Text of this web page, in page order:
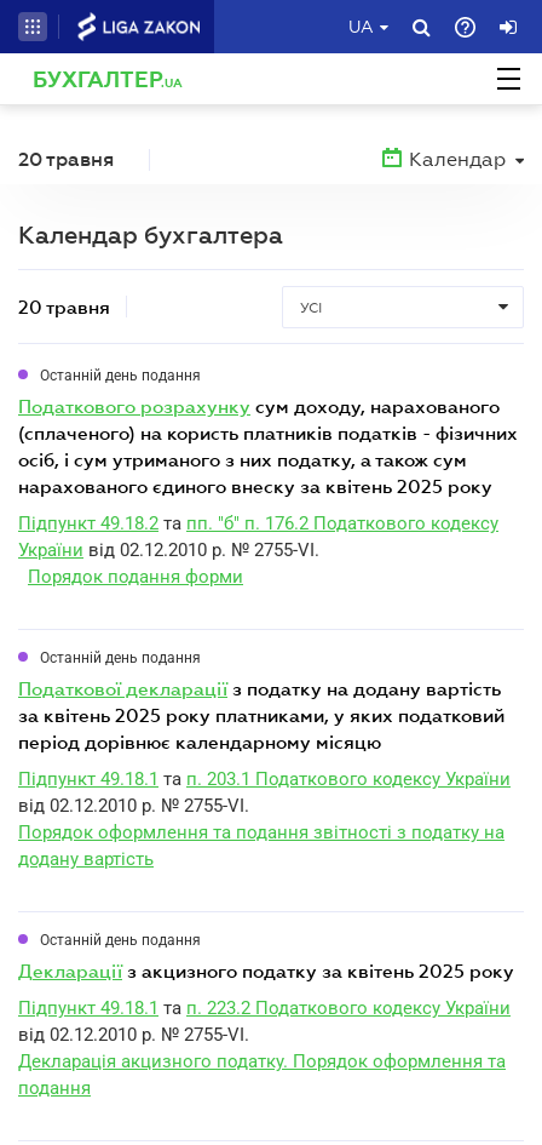
UA
БУХГАЛТЕР.UA
20 травня Календар
Календар бухгалтера
20 травня УСІ
Останній день подання
податкового розрахунку сум доходу, нарахованого
(сплаченого) на користь платників податків - фізичних
осіб, і сум утриманого з них податку, а також сум
нарахованого єдиного внеску за квітень 2025 року
Підпункт 49.18.2 та пп. "б" п. 176.2 Податкового кодексу
України від 02.12.2010 р. № 2755-VI.
Порядок подання форми
Останній день подання
податкової декларації з податку на додану вартість
за квітень 2025 року платниками, у яких податковий
період дорівнює календарному місяцю
Підпункт 49.18.1 та п. 203.1 Податкового кодексу України
від 02.12.2010 р. № 2755-VI.
Порядок оформлення та подання звітності з податку на
додану вартість
Останній день подання
декларації з акцизного податку за квітень 2025 року
Підпункт 49.18.1 та п. 223.2 Податкового кодексу України
від 02.12.2010 р. № 2755-VI.
Декларація акцизного податку. Порядок оформлення та
подання